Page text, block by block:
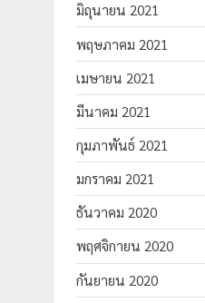
มิถุนายน 2021
พฤษภาคม 2021
เมษายน 2021
มีนาคม 2021
กุมภาพันธ์ 2021
มกราคม 2021
ธันวาคม 2020
พฤศจิกายน 2020
กันยายน 2020